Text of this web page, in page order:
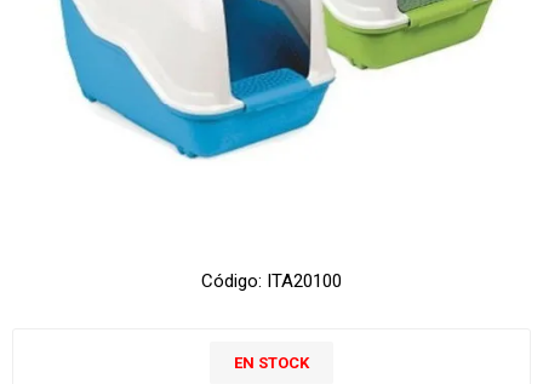
Código: ITA20100
EN STOCK